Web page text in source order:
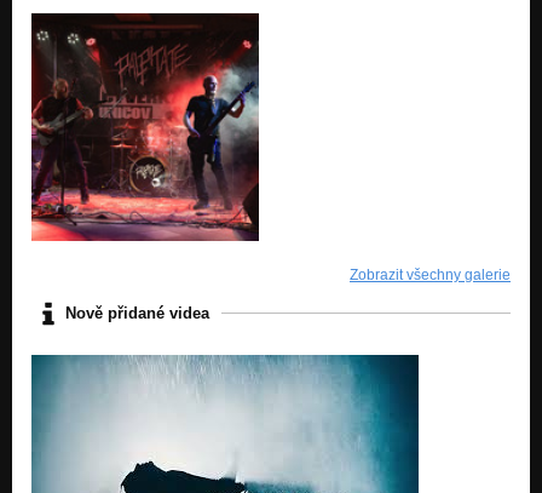
Zobrazit všechny galerie
Nově přidané videa